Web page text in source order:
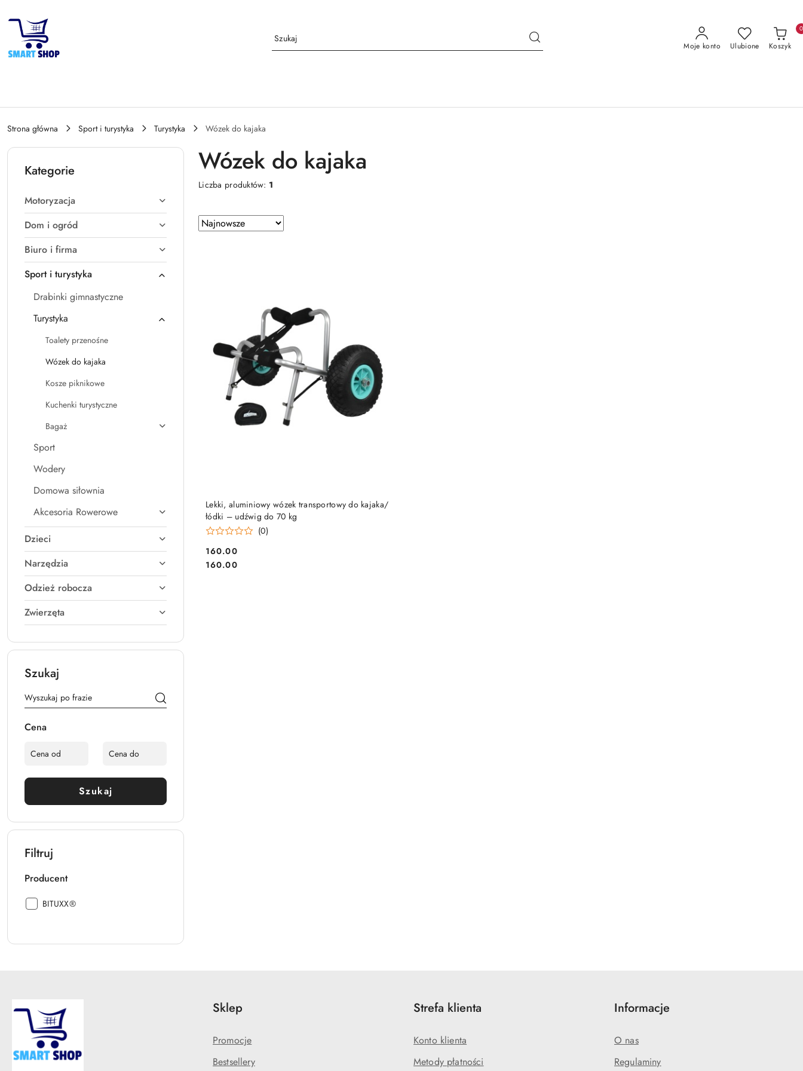
Moje konto Ulubione Koszyk
0
Strona główna Sport i turystyka Turystyka Wózek do kajaka
Kategorie
Motoryzacja
Dom i ogród
Biuro i firma
Sport i turystyka
Drabinki gimnastyczne
Turystyka
Toalety przenośne
Wózek do kajaka
Kosze piknikowe
Kuchenki turystyczne
Bagaż
Sport
Wodery
Domowa siłownia
Akcesoria Rowerowe
Dzieci
Narzędzia
Odzież robocza
Zwierzęta
Szukaj
Cena
Szukaj
Filtruj
Producent
Producent:
BITUXX®
Wózek do kajaka
Liczba produktów: 1
Zastosowano
sortowanie:
Sortuj
według
Lekki, aluminiowy wózek transportowy do kajaka/
łódki – udźwig do 70 kg
(0)
Cena:
160.00
Cena:
160.00
PRODUKT NIEDOSTĘPNY
Sklep
Promocje
Bestsellery
Strefa klienta
Konto klienta
Metody płatności
Informacje
O nas
Regulaminy